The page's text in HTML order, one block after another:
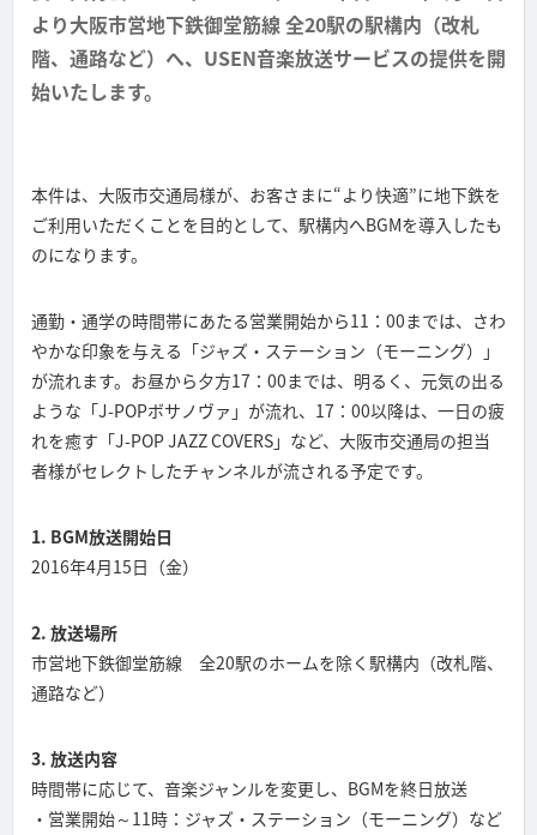
より大阪市営地下鉄御堂筋線 全20駅の駅構内（改札
階、通路など）へ、USEN音楽放送サービスの提供を開
始いたします。
本件は、大阪市交通局様が、お客さまに“より快適”に地下鉄を
ご利用いただくことを目的として、駅構内へBGMを導入したも
のになります。
通勤・通学の時間帯にあたる営業開始から11：00までは、さわ
やかな印象を与える「ジャズ・ステーション（モーニング）」
が流れます。お昼から夕方17：00までは、明るく、元気の出る
ような「J-POPボサノヴァ」が流れ、17：00以降は、一日の疲
れを癒す「J-POP JAZZ COVERS」など、大阪市交通局の担当
者様がセレクトしたチャンネルが流される予定です。
1. BGM放送開始日
2016年4月15日（金）
2. 放送場所
市営地下鉄御堂筋線 全20駅のホームを除く駅構内（改札階、
通路など）
3. 放送内容
時間帯に応じて、音楽ジャンルを変更し、BGMを終日放送
・営業開始～11時：ジャズ・ステーション（モーニング）など